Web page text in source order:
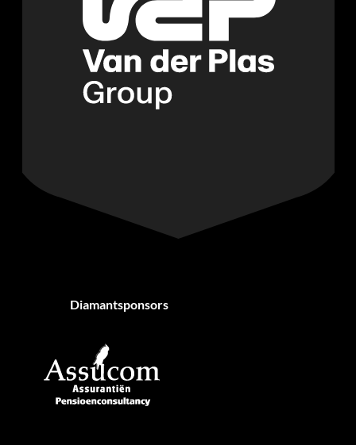
Diamantsponsors